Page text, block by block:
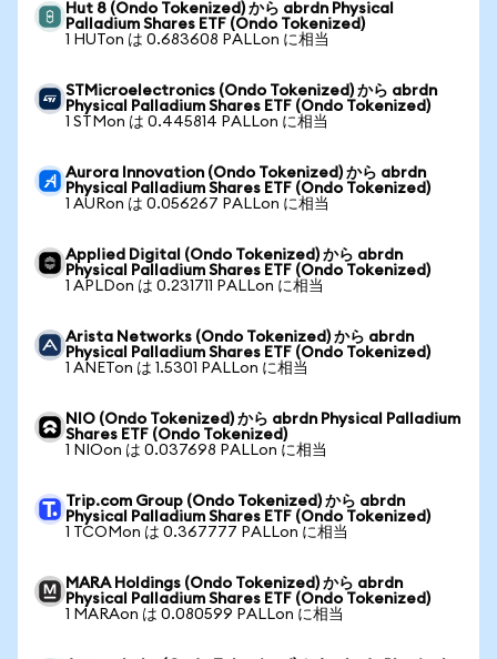
Hut 8 (Ondo Tokenized) から abrdn Physical
Palladium Shares ETF (Ondo Tokenized)
1 HUTon は 0.683608 PALLon に相当
STMicroelectronics (Ondo Tokenized) から abrdn
Physical Palladium Shares ETF (Ondo Tokenized)
1 STMon は 0.445814 PALLon に相当
Aurora Innovation (Ondo Tokenized) から abrdn
Physical Palladium Shares ETF (Ondo Tokenized)
1 AURon は 0.056267 PALLon に相当
Applied Digital (Ondo Tokenized) から abrdn
Physical Palladium Shares ETF (Ondo Tokenized)
1 APLDon は 0.231711 PALLon に相当
Arista Networks (Ondo Tokenized) から abrdn
Physical Palladium Shares ETF (Ondo Tokenized)
1 ANETon は 1.5301 PALLon に相当
NIO (Ondo Tokenized) から abrdn Physical Palladium
Shares ETF (Ondo Tokenized)
1 NIOon は 0.037698 PALLon に相当
Trip.com Group (Ondo Tokenized) から abrdn
Physical Palladium Shares ETF (Ondo Tokenized)
1 TCOMon は 0.367777 PALLon に相当
MARA Holdings (Ondo Tokenized) から abrdn
Physical Palladium Shares ETF (Ondo Tokenized)
1 MARAon は 0.080599 PALLon に相当